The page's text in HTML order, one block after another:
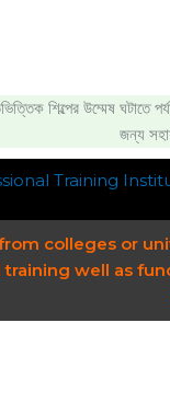
শিল্পের উম্মেষ ঘটাতে
জন্য
Training
colleges or
well as